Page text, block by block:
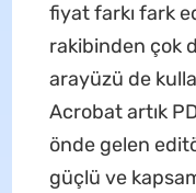
fiyat farkı fark
rakibinden çok
arayüzü de
Acrobat artık
önde gelen
güçlü ve